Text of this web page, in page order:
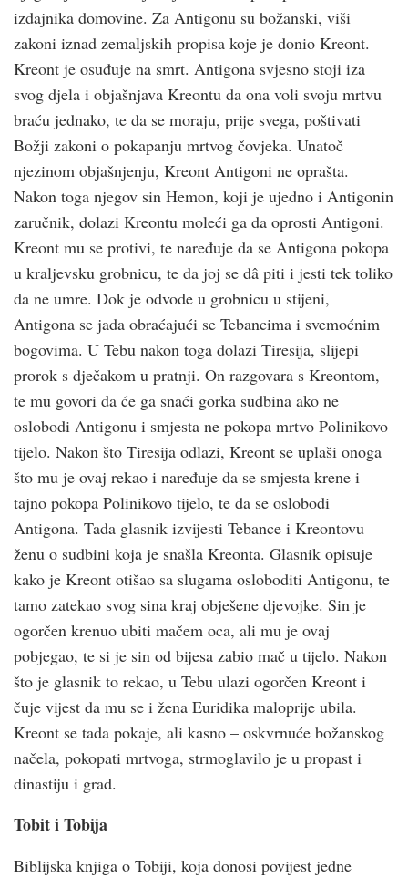
izdajnika domovine. Za Antigonu su božanski, viši
zakoni iznad zemaljskih propisa koje je donio Kreont.
Kreont je osuđuje na smrt. Antigona svjesno stoji iza
svog djela i objašnjava Kreontu da ona voli svoju mrtvu
braću jednako, te da se moraju, prije svega, poštivati
Božji zakoni o pokapanju mrtvog čovjeka. Unatoč
njezinom objašnjenju, Kreont Antigoni ne oprašta.
Nakon toga njegov sin Hemon, koji je ujedno i Antigonin
zaručnik, dolazi Kreontu moleći ga da oprosti Antigoni.
Kreont mu se protivi, te naređuje da se Antigona pokopa
u kraljevsku grobnicu, te da joj se dâ piti i jesti tek toliko
da ne umre. Dok je odvode u grobnicu u stijeni,
Antigona se jada obraćajući se Tebancima i svemoćnim
bogovima. U Tebu nakon toga dolazi Tiresija, slijepi
prorok s dječakom u pratnji. On razgovara s Kreontom,
te mu govori da će ga snaći gorka sudbina ako ne
oslobodi Antigonu i smjesta ne pokopa mrtvo Polinikovo
tijelo. Nakon što Tiresija odlazi, Kreont se uplaši onoga
što mu je ovaj rekao i naređuje da se smjesta krene i
tajno pokopa Polinikovo tijelo, te da se oslobodi
Antigona. Tada glasnik izvijesti Tebance i Kreontovu
ženu o sudbini koja je snašla Kreonta. Glasnik opisuje
kako je Kreont otišao sa slugama osloboditi Antigonu, te
tamo zatekao svog sina kraj obješene djevojke. Sin je
ogorčen krenuo ubiti mačem oca, ali mu je ovaj
pobjegao, te si je sin od bijesa zabio mač u tijelo. Nakon
što je glasnik to rekao, u Tebu ulazi ogorčen Kreont i
čuje vijest da mu se i žena Euridika maloprije ubila.
Kreont se tada pokaje, ali kasno – oskvrnuće božanskog
načela, pokopati mrtvoga, strmoglavilo je u propast i
dinastiju i grad.
Tobit i Tobija
Biblijska knjiga o Tobiji, koja donosi povijest jedne